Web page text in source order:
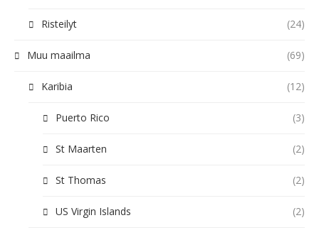
Risteilyt (24)
Muu maailma (69)
Karibia (12)
Puerto Rico (3)
St Maarten (2)
St Thomas (2)
US Virgin Islands (2)